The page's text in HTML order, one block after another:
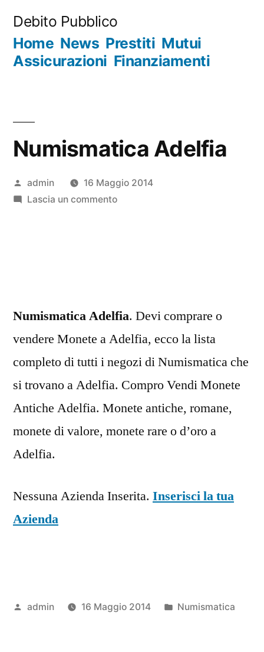
contenuto
Debito Pubblico
Home News Prestiti Mutui
Assicurazioni Finanziamenti
Numismatica Adelfia
Pubblicato
da
admin
16 Maggio 2014
Lascia un commentosu
Numismatica Adelfia. Devi comprare o
vendere Monete a Adelfia, ecco la lista
completo di tutti i negozi di Numismatica che
si trovano a Adelfia. Compro Vendi Monete
Antiche Adelfia. Monete antiche, romane,
monete di valore, monete rare o d’oro a
Adelfia.
Nessuna Azienda Inserita. Inserisci la tua
Azienda
Pubblicato
admin 16 Maggio 2014
Pubblicato
Numismatica